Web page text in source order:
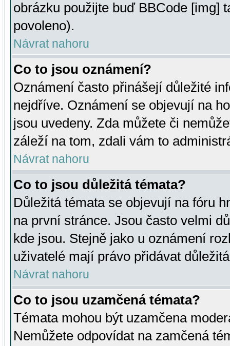
obrázku použijte buď BBCode [img]
povoleno).
Návrat nahoru
Co to jsou oznámení?
Oznámení často přinášejí důležité
nejdříve. Oznámení se objevují na
jsou uvedeny. Zda můžete či
záleží na tom, zdali vám to
Návrat nahoru
Co to jsou důležitá témata?
Důležitá témata se objevují na fóru
na první stránce. Jsou často velmi
kde jsou. Stejně jako u oznámení
uživatelé mají právo přidávat
Návrat nahoru
Co to jsou uzamčená témata?
Témata mohou být uzamčena
Nemůžete odpovídat na zamčená